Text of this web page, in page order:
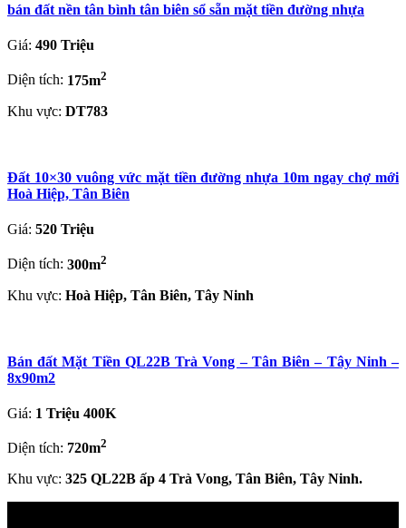
bán đất nền tân bình tân biên sổ sẵn mặt tiền đường nhựa
Giá: 490 Triệu
Diện tích: 175m2
Khu vực: DT783
Đất 10×30 vuông vức mặt tiền đường nhựa 10m ngay chợ mới
Hoà Hiệp, Tân Biên
Giá: 520 Triệu
Diện tích: 300m2
Khu vực: Hoà Hiệp, Tân Biên, Tây Ninh
Bán đất Mặt Tiền QL22B Trà Vong – Tân Biên – Tây Ninh –
8x90m2
Giá: 1 Triệu 400K
Diện tích: 720m2
Khu vực: 325 QL22B ấp 4 Trà Vong, Tân Biên, Tây Ninh.